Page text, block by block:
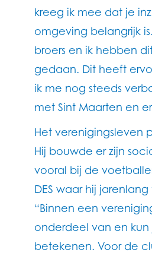
kreeg ik mee dat je
omgeving belangrijk
broers en ik hebben
gedaan. Dit heeft
ik me nog steeds
met Sint Maarten en
Het verenigingsleven
Hij bouwde er zijn
vooral bij de
DES waar hij
“Binnen een
onderdeel van en kun
betekenen. Voor de